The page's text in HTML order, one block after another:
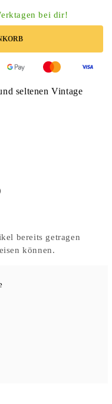
bei dir!
seltenen Vintage
bereits getragen
können.